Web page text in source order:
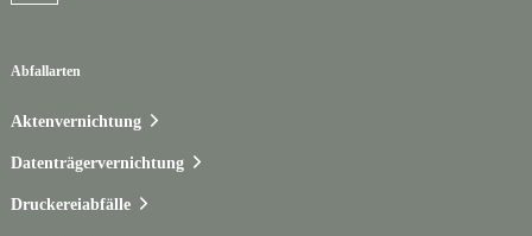
Abfallarten
Aktenvernichtung
Datenträgervernichtung
Druckereiabfälle